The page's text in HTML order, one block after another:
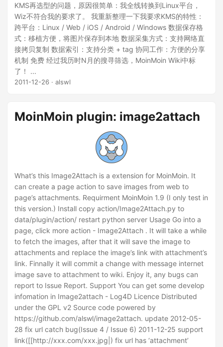
KMS再选型的问题，原因很简单：我全线转换到Linux平台，
Wiz不符合我的要求了。 我重新整理一下我要求KMS的特性：
跨平台：Linux / Web / iOS / Android / Windows 数据保存格
式：移植方便，将图片保存到本地 数据采集方式：支持网络直
接拷贝复制 数据索引：支持分类 + tag 协同工作：方便的分享
机制 免费 经过我历时N月的搜寻筛选，MoinMoin Wiki中标
了！ ...
2011-12-26 · alswl
MoinMoin plugin: image2attach
What’s this Image2Attach is a extension for MoinMoin. It
can create a page action to save images from web to
page’s attachments. Requirment MoinMoin 1.9 (I only test in
this version.) Install copy action/Image2Attach.py to
data/plugin/action/ restart python server Usage Go into a
page, click more action - Image2Attach . It will take a while
to fetch the images, after that it will save the image to
attachments and replace the image’s link with attachment’s
link. Finnally it will commit a change with message internet
image save to attachment to wiki. Enjoy it, any bugs can
report to Issue Report. Support You can get some develop
infomation in Image2attach - Log4D Licence Distributed
under the GPL v2 Source code powered by
https://github.com/alswl/image2attach. update 2012-05-
28 fix url catch bug(Issue 4 / Issue 6) 2011-12-25 support
link([[http://xxx.com/xxx.jpg|) fix url has ‘attachment’